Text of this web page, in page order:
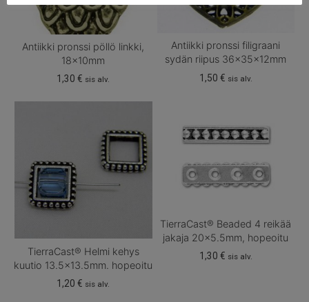
Antiikki pronssi pöllö linkki,
18x10mm
1,30€ sis alv.
Antiikki pronssi filigraani
sydän riipus 36x35x12mm
1,50 € sis alv.
TierraCast® Helmi kehys
kuutio 13.5×13.5mm. hopeoitu
1,20€ sis alv.
TierraCast® Beaded 4 reikää
jakaja 20×5.5mm, hopeoitu
1,30 € sis alv.